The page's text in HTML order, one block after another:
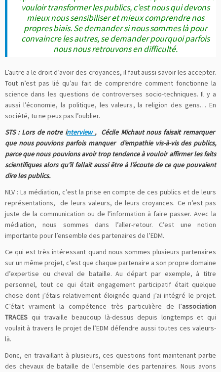
vouloir transformer les publics, c’est nous qui devons
mieux nous sensibiliser et mieux comprendre nos
propres biais. Se demander si nous sommes là pour
convaincre les autres, se demander pourquoi parfois
nous nous retrouvons en difficulté.
L’autre a le droit d’avoir des croyances, il faut aussi savoir les accepter.
Tout n’est pas lié qu’au fait de comprendre comment fonctionne la
science dans les questions de controverses socio-techniques. Il y a
aussi l’économie, la politique, les valeurs, la religion des gens… En
société, tu ne peux pas l’oublier.
STS : Lors de notre interview , Cécile Michaut nous faisait remarquer
que nous pouvions parfois manquer d’empathie vis-à-vis des publics,
parce que nous pouvions avoir trop tendance à vouloir affirmer les faits
scientifiques alors qu’il fallait aussi être à l’écoute de ce que pouvaient
dire les publics.
NLV : La médiation, c’est la prise en compte de ces publics et de leurs
représentations, de leurs valeurs, de leurs croyances. Ce n’est pas
juste de la communication ou de l’information à faire passer. Avec la
médiation, nous sommes dans l’aller-retour. C’est une notion
importante pour l’ensemble des partenaires de l’EDM.
Ce qui est très intéressant quand nous sommes plusieurs partenaires
sur un même projet, c’est que chaque partenaire a son propre domaine
d’expertise ou cheval de bataille. Au départ par exemple, à titre
personnel, tout ce qui était engagement participatif était quelque
chose dont j’étais relativement éloignée quand j’ai intégré le projet.
C’était vraiment la compétence très particulière de l’association
TRACES qui travaille beaucoup là-dessus depuis longtemps et qui
voulait à travers le projet de l’EDM défendre aussi toutes ces valeurs-
là.
Donc, en travaillant à plusieurs, ces questions font maintenant partie
des chevaux de bataille de l’ensemble des partenaires. Nous avons